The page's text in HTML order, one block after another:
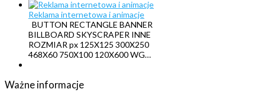
Reklama internetowa i animacje
BUTTON RECTANGLE BANNER
BILLBOARD SKYSCRAPER INNE
ROZMIAR px 125X125 300X250
468X60 750X100 120X600 WG…
Ważne informacje